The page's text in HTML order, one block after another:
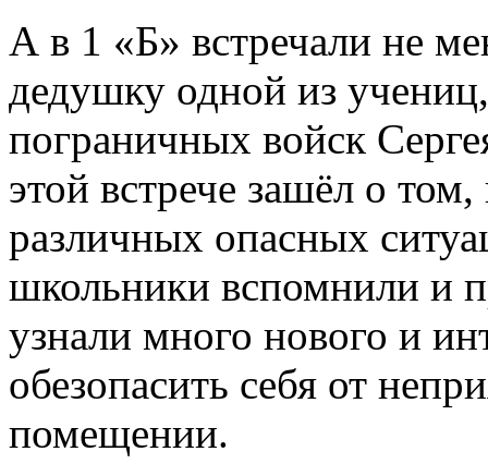
А в 1 «Б» встречали не
дедушку одной из
пограничных войск
этой встрече зашёл о том,
различных опасных
школьники вспомнили и
узнали много нового и
обезопасить себя от
помещении.